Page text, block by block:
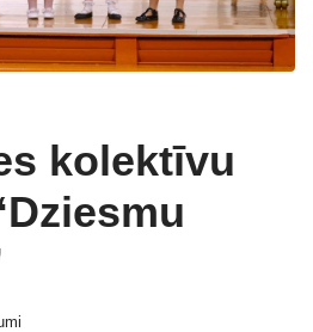
kolektīvu